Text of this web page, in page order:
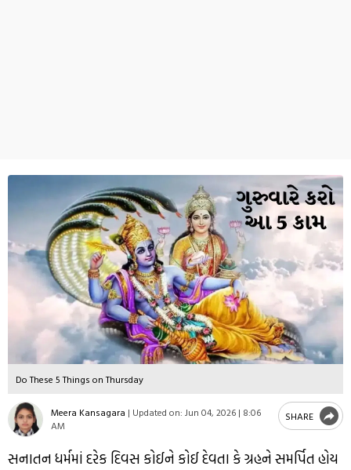
Do These 5 Things on Thursday
Meera Kansagara | Updated on: Jun 04, 2026 | 8:06
AM
SHARE
સનાતન ધર્મમાં દરેક દિવસ કોઈને કોઈ દેવતા કે ગ્રહને સમર્પિત હોય